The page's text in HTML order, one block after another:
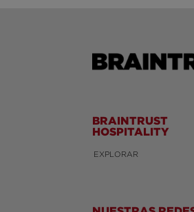
BRAINTRUST
HOSPITALITY
EXPLORAR